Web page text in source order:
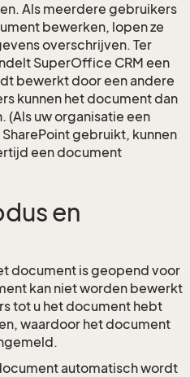
Als meerdere gebruikers
bewerken, lopen ze
overschrijven. Ter
SuperOffice CRM een
bewerkt door een andere
kunnen het document dan
(Als uw organisatie een
gebruikt, kunnen
een document
en
document is geopend voor
kan niet worden bewerkt
tot u het document hebt
waardoor het document
automatisch wordt